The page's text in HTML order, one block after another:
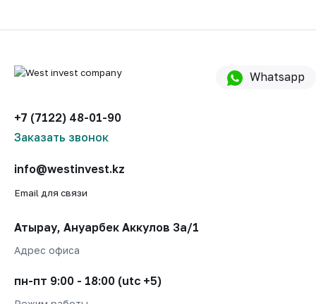
+7 (7122) 48-01-90
Заказать звонок
info@westinvest.kz
Email для связи
Атырау, Ануарбек Аккулов 3а/1
Адрес офиса
пн-пт 9:00 - 18:00 (utc +5)
Whatsapp